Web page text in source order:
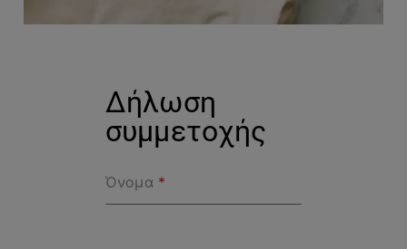
Δήλωση
συμμετοχής
Όνομα *